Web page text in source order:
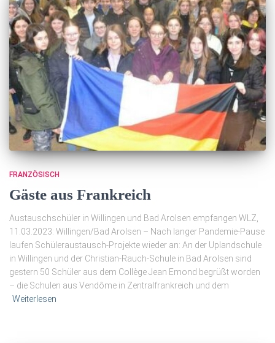
FRANZÖSISCH
Gäste aus Frankreich
Austauschschüler in Willingen und Bad Arolsen empfangen WLZ,
11.03.2023: Willingen/Bad Arolsen – Nach langer Pandemie-Pause
laufen Schüleraustausch-Projekte wieder an: An der Uplandschule
in Willingen und der Christian-Rauch-Schule in Bad Arolsen sind
gestern 50 Schüler aus dem Collège Jean Emond begrüßt worden
– die Schulen aus Vendôme in Zentralfrankreich und dem
Weiterlesen